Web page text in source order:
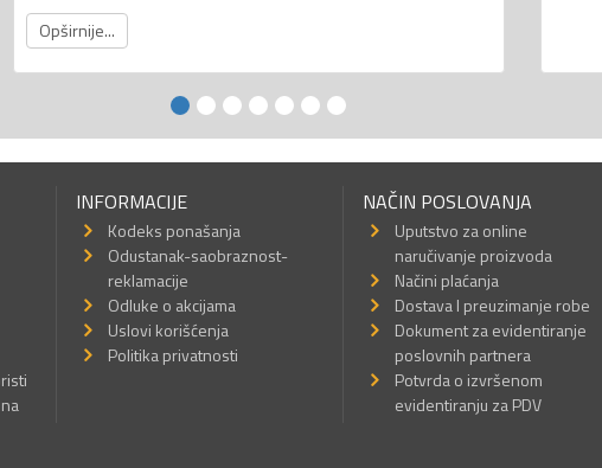
Opširnije...
INFORMACIJE
Kodeks ponašanja
Odustanak-saobraznost-
reklamacije
Odluke o akcijama
Uslovi korišćenja
Politika privatnosti
NAČIN POSLOVANJA
Uputstvo za online
naručivanje proizvoda
Načini plaćanja
Dostava I preuzimanje robe
Dokument za evidentiranje
poslovnih partnera
Potvrda o izvršenom
evidentiranju za PDV